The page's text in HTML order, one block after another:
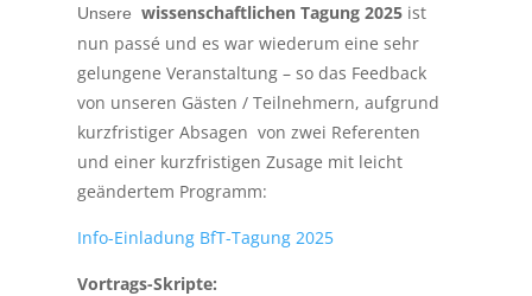
Unsere wissenschaftlichen Tagung 2025ist
nun passé und es war wiederum eine sehr
gelungene Veranstaltung – so das Feedback
von unseren Gästen / Teilnehmern, aufgrund
kurzfristiger Absagen von zwei Referenten
und einer kurzfristigen Zusage mit leicht
geändertem Programm:
Info-Einladung BfT-Tagung 2025
Vortrags-Skripte: